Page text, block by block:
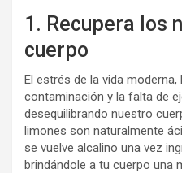
1. Recupera los
cuerpo
El estrés de la vida
contaminación y la falta de
desequilibrando nuestro
limones son naturalmente
se vuelve alcalino una vez
brindándole a tu cuerpo una